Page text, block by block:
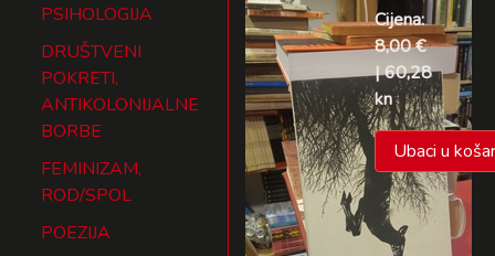
PSIHOLOGIJA
DRUŠTVENI
POKRETI,
ANTIKOLONIJALNE
BORBE
FEMINIZAM,
ROD/SPOL
POEZIJA
Cijena:
8,00 €
| 60,28
kn
Ubaci u